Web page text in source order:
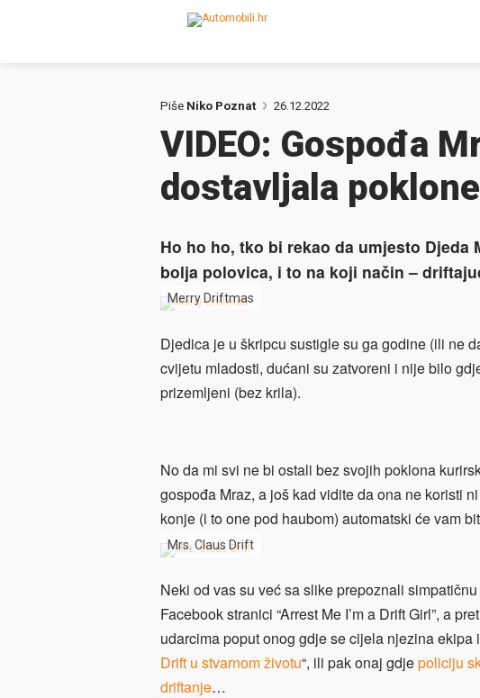
Piše Niko Poznat 26.12.2022
VIDEO: Gospođa
dostavljala poklone
Ho ho ho, tko bi rekao da umjesto Djeda
bolja polovica, i to na koji način –
Merry Driftmas
Djedica je u škripcu sustigle su ga godine (ili ne
cvijetu mladosti, dućani su zatvoreni i nije bilo
prizemljeni (bez krila).
No da mi svi ne bi ostali bez svojih poklona
gospođa Mraz, a još kad vidite da ona ne koristi
konje (i to one pod haubom) automatski će vam
Mrs. Claus Drift
Neki od vas su već sa slike prepoznali simpatičnu
Facebook stranici “Arrest Me I’m a Drift Girl”, a
udarcima poput onog gdje se cijela njezina
Drift u stvarnom životu“, ili pak onaj gdjepoliciju
driftanje…